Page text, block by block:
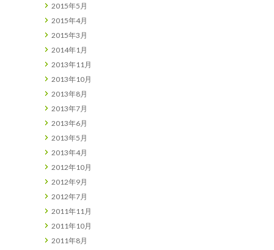
2015年5月
2015年4月
2015年3月
2014年1月
2013年11月
2013年10月
2013年8月
2013年7月
2013年6月
2013年5月
2013年4月
2012年10月
2012年9月
2012年7月
2011年11月
2011年10月
2011年8月